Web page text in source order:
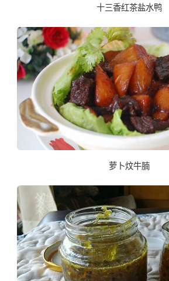
十三香红茶盐水鸭
萝卜炆牛腩